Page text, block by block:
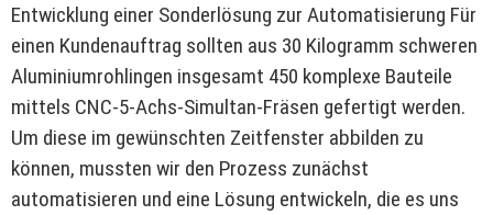
Entwicklung einer Sonderlösung zur Automatisierung Für
einen Kundenauftrag sollten aus 30 Kilogramm schweren
Aluminiumrohlingen insgesamt 450 komplexe Bauteile
mittels CNC-5-Achs-Simultan-Fräsen gefertigt werden.
Um diese im gewünschten Zeitfenster abbilden zu
können, mussten wir den Prozess zunächst
automatisieren und eine Lösung entwickeln, die es uns